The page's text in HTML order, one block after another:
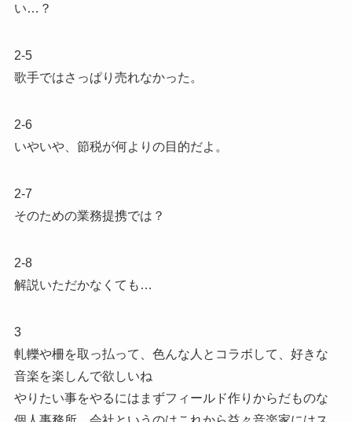
い…？
2-5
歌手ではさっぱり売れなかった。
2-6
いやいや、節税が何よりの目的だよ。
2-7
そのための業務提携では？
2-8
解説いただかなくても…
3
軋轢や柵を取っ払って、色んな人とコラボして、好きな
音楽を楽しんで欲しいね
やりたい事をやるにはまずフィールド作りからだものな